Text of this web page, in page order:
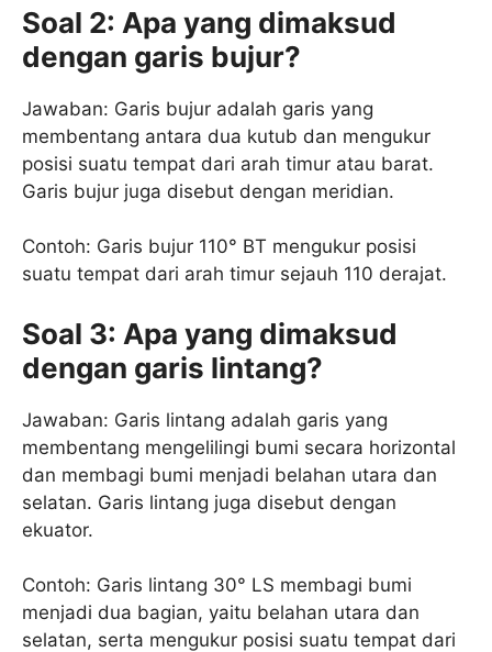
Soal 2: Apa yang dimaksud
dengan garis bujur?
Jawaban: Garis bujur adalah garis yang
membentang antara dua kutub dan mengukur
posisi suatu tempat dari arah timur atau barat.
Garis bujur juga disebut dengan meridian.
Contoh: Garis bujur 110° BT mengukur posisi
suatu tempat dari arah timur sejauh 110 derajat.
Soal 3: Apa yang dimaksud
dengan garis lintang?
Jawaban: Garis lintang adalah garis yang
membentang mengelilingi bumi secara horizontal
dan membagi bumi menjadi belahan utara dan
selatan. Garis lintang juga disebut dengan
ekuator.
Contoh: Garis lintang 30° LS membagi bumi
menjadi dua bagian, yaitu belahan utara dan
selatan, serta mengukur posisi suatu tempat dari